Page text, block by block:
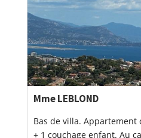
Mme LEBLOND
Bas de villa. Appartement
+ 1 couchage enfant. Au